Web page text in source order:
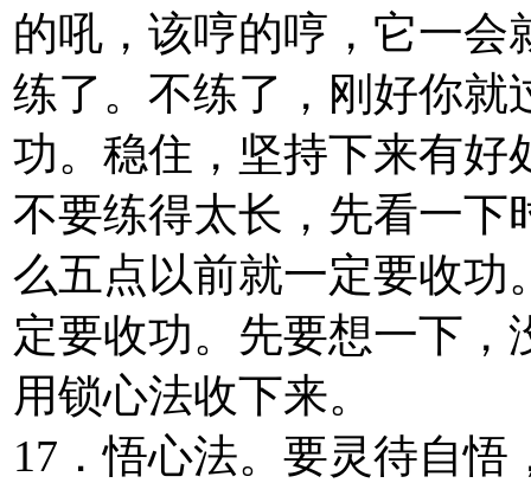
的吼，该哼的哼，它一会
练了。不练了，刚好你就
功。稳住，坚持下来有好
不要练得太长，先看一下
么五点以前就一定要收功
定要收功。先要想一下
用锁心法收下来。
17．悟心法。要灵待自